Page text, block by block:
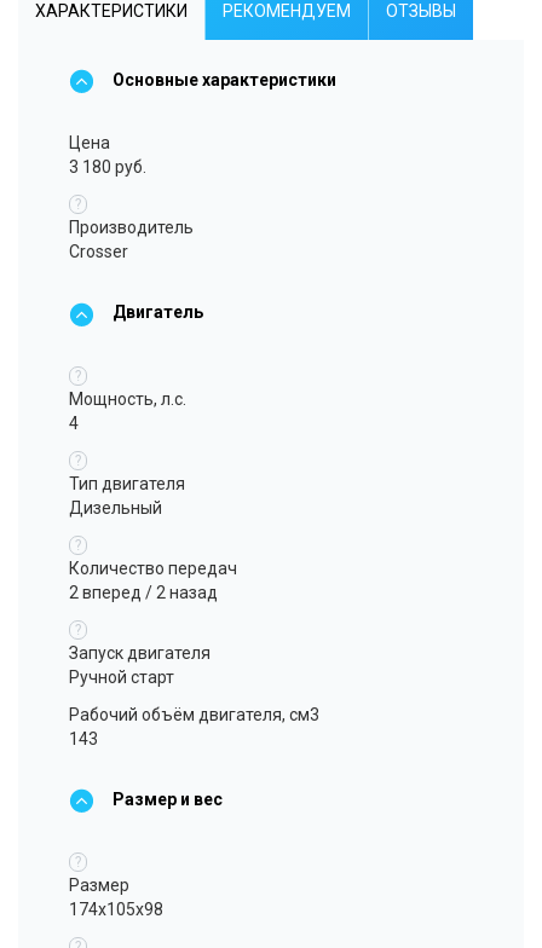
ХАРАКТЕРИСТИКИ РЕКОМЕНДУЕМ ОТЗЫВЫ
Основные характеристики
Цена
3 180 руб.
?
Производитель
Crosser
Двигатель
?
Мощность, л.с.
4
?
Тип двигателя
Дизельный
?
Количество передач
2 вперед / 2 назад
?
Запуск двигателя
Ручной старт
Рабочий объём двигателя, см3
143
Размер и вес
?
Размер
174х105х98